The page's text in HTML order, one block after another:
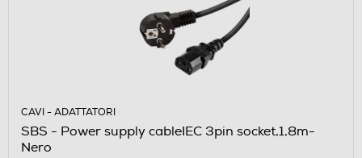
CAVI - ADATTATORI
SBS - Power supply cableIEC 3pin socket,1,8m-
Nero